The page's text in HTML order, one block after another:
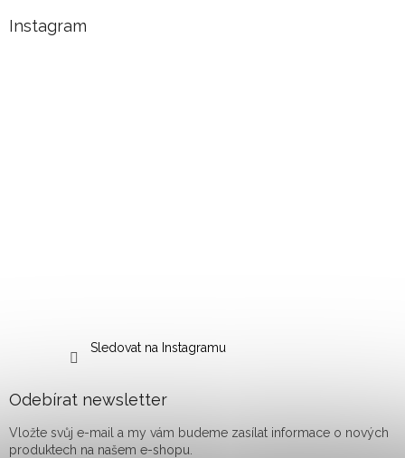
Instagram
Sledovat na Instagramu
Odebírat newsletter
Vložte svůj e-mail a my vám budeme zasílat informace o nových
produktech na našem e-shopu.